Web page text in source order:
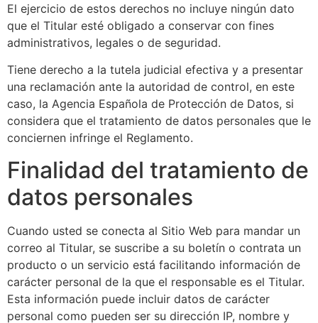
El ejercicio de estos derechos no incluye ningún dato
que el Titular esté obligado a conservar con fines
administrativos, legales o de seguridad.
Tiene derecho a la tutela judicial efectiva y a presentar
una reclamación ante la autoridad de control, en este
caso, la Agencia Española de Protección de Datos, si
considera que el tratamiento de datos personales que le
conciernen infringe el Reglamento.
Finalidad del tratamiento de
datos personales
Cuando usted se conecta al Sitio Web para mandar un
correo al Titular, se suscribe a su boletín o contrata un
producto o un servicio está facilitando información de
carácter personal de la que el responsable es el Titular.
Esta información puede incluir datos de carácter
personal como pueden ser su dirección IP, nombre y